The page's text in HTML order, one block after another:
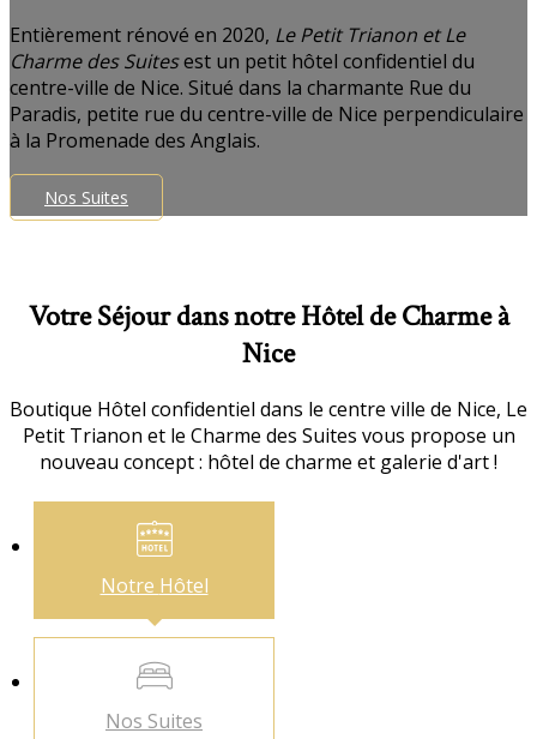
Entièrement rénové en 2020, Le Petit Trianon et Le
Charme des Suitesest un petit hôtel confidentiel du
centre-ville de Nice. Situé dans la charmante Rue du
Paradis, petite rue du centre-ville de Nice perpendiculaire
à la Promenade des Anglais.
Nos Suites
Votre Séjour dans notre Hôtel de Charme à
Nice
Boutique Hôtel confidentiel dans le centre ville de Nice, Le
Petit Trianon et le Charme des Suites vous propose un
nouveau concept : hôtel de charme et galerie d'art !
Notre Hôtel
Nos Suites